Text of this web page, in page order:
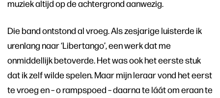
muziek altijd op de achtergrond aanwezig.
Die band ontstond al vroeg. Als zesjarige luisterde ik
urenlang naar ‘Libertango’, een werk dat me
onmiddellijk betoverde. Het was ook het eerste stuk
dat ik zelf wilde spelen. Maar mijn leraar vond het eerst
te vroeg en – o rampspoed – daarna te láát om eraan te